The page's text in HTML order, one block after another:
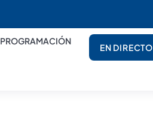
PROGRAMACIÓN
EN DIRECTO